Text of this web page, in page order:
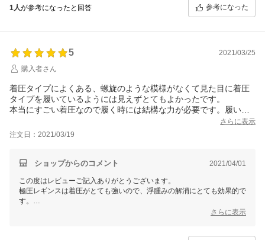
1人が参考になったと回答 参考になった
5
2021/03/25
購入者さん
着圧タイプによくある、螺旋のような模様がなくて見た目に着圧
タイプを履いているようには見えずとてもよかったです。
本当にすごい着圧なので履く時には結構な力が必要です。履いた
感じはキュッとしまった感じで気持ちがいいですが、苦しい感じ
はしません。
さらに表示
注文日：2021/03/19
ショップからのコメント 2021/04/01
この度はレビューご記入ありがとうございます。
極圧レギンスは着圧がとても強いので、浮腫みの解消にとても効果的で
す。
生地もしっかりしているので、長きにわたってご愛用いただけますと幸
さらに表示